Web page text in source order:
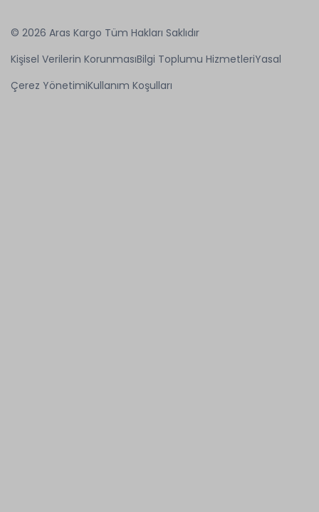
© 2026 Aras Kargo Tüm Hakları Saklıdır
Kişisel Verilerin KorunmasıBilgi Toplumu HizmetleriYasal
Çerez YönetimiKullanım Koşulları